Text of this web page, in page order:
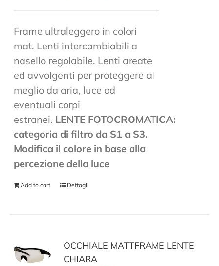
Frame ultraleggero in colori
mat. Lenti intercambiabili a
nasello regolabile. Lenti areate
ed avvolgenti per proteggere al
meglio da aria, luce od
eventuali corpi
estranei. LENTE FOTOCROMATICA:
categoria di filtro da S1 a S3.
Modifica il colore in base alla
percezione della luce
Add to cart Dettagli
OCCHIALE MATTFRAME LENTE
CHIARA